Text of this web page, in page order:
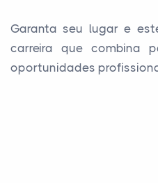
Garanta seu lugar e
carreira que combina
oportunidades